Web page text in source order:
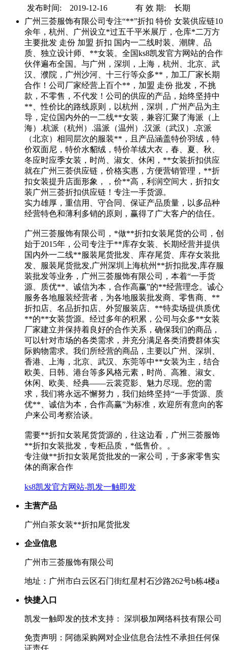
发布时间: 2019-12-16
有 效 期: 长期
广州三荟服饰有限公司专注“**”折扣 特价 女装供应链10
余年，杭州、广州设立*过五千平米展厅，仓库*二万方
主要批发 走份 加盟 折扣 国内一二线时装、潮牌、品
质、独立设计师、**女装。全国ks8凯发官方网站的合作
伙伴遍布全国。与广州，深圳，上海，杭州、北京、武
汉、濮院，广州沙河、十三行等众多**，加工厂家长期
合作！公司厂家经营上百个**，加盟 走份 批发，不挑
款，不零售，不代发！公司的供应的产品，始终坚持中
**、性价比的路线原则，以杭州，深圳，广州产品为主
导，定位国内外的一二线**女装，兼容汇聚了海派（上
海）.杭派（杭州）.温派（温州）.汉派（武汉）.京派
（北京）相同层次的服装**，且产品涵盖特价羽绒，特
价双面尼，特价水貂绒，特价羊绒大衣，春、夏、秋、
冬应时应季女装，时尚、淑女、休闲，**女装折扣供应
就在广州三荟供应链，价格实惠，方便营销管理，**折
扣女装提升店面形象，，价**高，利润空间大，折扣女
装广州三荟折扣供应链！专注一手货源。
实力雄厚，重信用、守合同、保证产品质量，以多品种
经营特色和薄利多销的原则，赢得了广大客户的信任。
广州三荟服饰有限公司，*做**折扣女装尾货的公司，创
始于2015年，公司专注于**库存女装、长期经营并提供
国内外一二线**服装尾货批发、库存尾货、库存女装批
发、服装尾货批发,广州深圳上海杭州**折扣批发,库存服
装批发等业务，广州三荟服饰有限公司，本着“一手货
源、质优**、诚信为本，合作高赢”的**经营理念。诚心
服务各地服装经营者，为各地服装批发商、零售商、**
折扣店、名品折扣店、外贸服装店、**特卖场提供质优
**的**女装货源。经过多年的积累，公司与众多**女装
厂家建立并保持着良好的合作关系，确保我们的商品，
可以针对市场的各类需求，并充分满足各类消费群体实
际购物需求。我们所经营的商品，主要以广州、深圳、
香港、上海，北京、武汉、东莞等中**女装为主，结合
欧美、日韩、港台等多风格元素，时尚、高雅、淑女、
休闲、欧美、经典——云裳霓影、魅力尽现。您的需
求，我们将永远不懈努力，我们始终坚持“一手货源、质
优**、诚信为本，合作高赢”为标准，欢迎所有意向的客
户来公司考察洽谈。
需要**折扣女装尾货货源的，往这边看，广州三荟服饰
**折扣女装批发，专柜品质，*低售价。。
专注做**折扣女装尾货批发的一家公司，于多家零售实
体的商家合作
ks8凯发官方网站-凯发一触即发
主营产品
广州白茶女装**折扣尾货批发
企业信息
广州市三荟服饰有限公司
地址：广州市白云区石门街红星村石沙路262号b栋4楼a
快捷入口
凯发一触即发的技术支持： 深圳极加网络科技有限公司
免责声明：阿德采购网对企业信息合法性不承担任何保